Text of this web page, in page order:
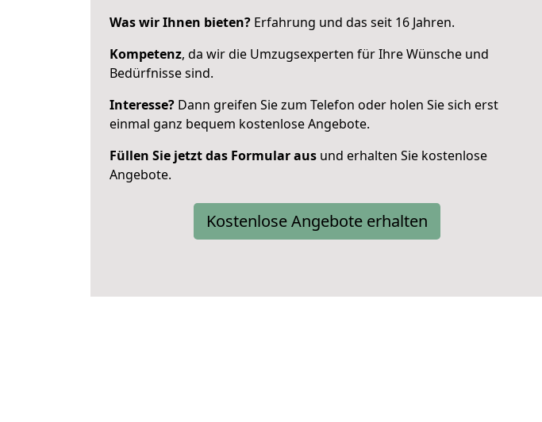
Was wir Ihnen bieten? Erfahrung und das seit 16 Jahren.
Kompetenz, da wir die Umzugsexperten für Ihre Wünsche und
Bedürfnisse sind.
Interesse? Dann greifen Sie zum Telefon oder holen Sie sich erst
einmal ganz bequem kostenlose Angebote.
Füllen Sie jetzt das Formular aus und erhalten Sie kostenlose
Angebote.
Kostenlose Angebote erhalten